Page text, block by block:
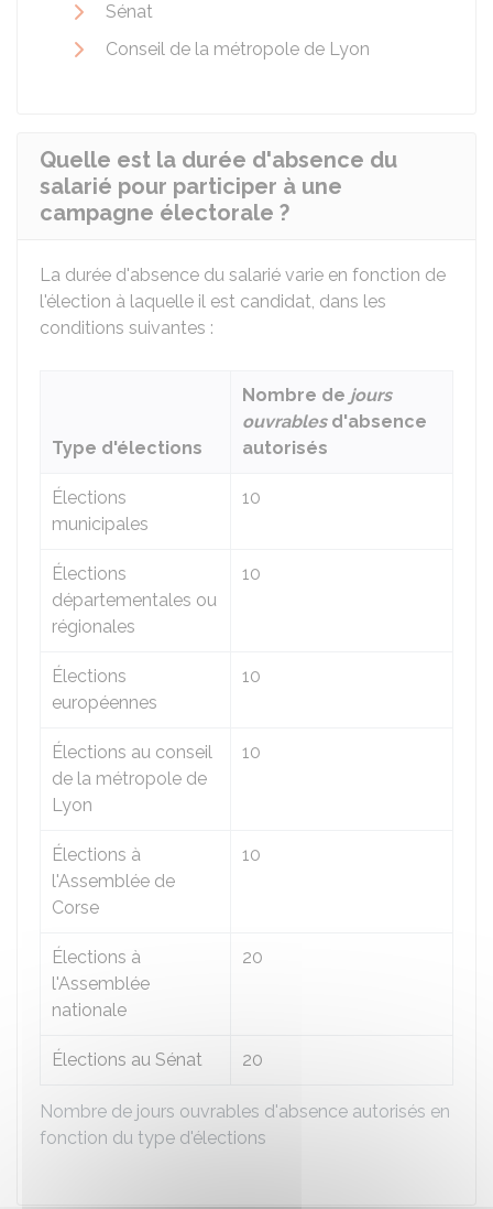
Sénat
Conseil de la métropole de Lyon
Quelle est la durée d'absence du
salarié pour participer à une
campagne électorale ?
La durée d'absence du salarié varie en fonction de
l'élection à laquelle il est candidat, dans les
conditions suivantes :
Nombre de jours ouvrables d'absence autorisés en
fonction du type d'élections
Type d'élections
Nombre de jours
ouvrablesd'absence
autorisés
Élections
municipales
10
Élections
départementales ou
régionales
10
Élections
européennes
10
Élections au conseil
de la métropole de
Lyon
10
Élections à
l'Assemblée de
Corse
10
Élections à
l'Assemblée
nationale
20
Élections au Sénat 20